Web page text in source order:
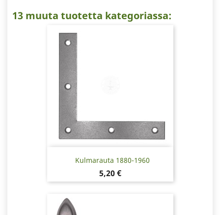
13 muuta tuotetta kategoriassa:
Kulmarauta 1880-1960
Hinta
5,20 €